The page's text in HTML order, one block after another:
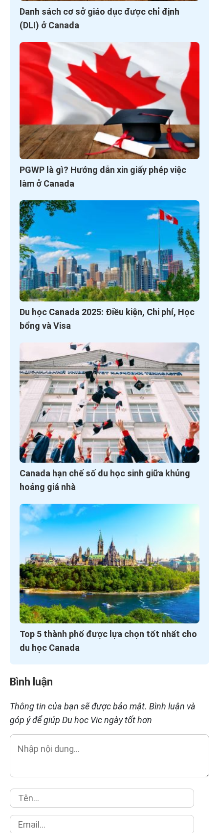
Danh sách cơ sở giáo dục được chỉ định
(DLI) ở Canada
PGWP là gì? Hướng dẫn xin giấy phép việc
làm ở Canada
Du học Canada 2025: Điều kiện, Chi phí, Học
bổng và Visa
Canada hạn chế số du học sinh giữa khủng
hoảng giá nhà
Top 5 thành phố được lựa chọn tốt nhất cho
du học Canada
Bình luận
Thông tin của bạn sẽ được bảo mật. Bình luận và
góp ý để giúp Du học Vic ngày tốt hơn